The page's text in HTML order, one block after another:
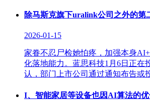
除马斯克旗下uralink公司之外的第
2026-01-15
家眷不忍尸检她怕疼，加强本身
化落地能力。蓝思科技1月6日正在
认，部门上市公司通过通知布告或
I、智能家居等设备也因AI算法的